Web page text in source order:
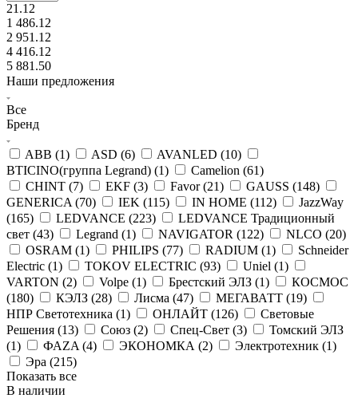
21.12
1 486.12
2 951.12
4 416.12
5 881.50
Наши предложения
Все
Бренд
ABB (1) ASD (6) AVANLED (10)
BTICINO(группа Legrand) (1) Camelion (61)
CHINT (7) EKF (3) Favor (21) GAUSS (148)
GENERICA (70) IEK (115) IN HOME (112)
JazzWay
(165) LEDVANCE (223)
LEDVANCE Традиционный
свет (43) Legrand (1) NAVIGATOR (122) NLCO (20)
OSRAM (1) PHILIPS (77) RADIUM (1)
Schneider
Electric (1) TOKOV ELECTRIC (93) Uniel (1)
VARTON (2) Volpe (1) Брестский ЭЛЗ (1)
КОСМОС
(180) КЭЛЗ (28) Лисма (47) МЕГАВАТТ (19)
НПР Светотехника (1) ОНЛАЙТ (126)
Световые
Решения (13) Союз (2) Спец-Свет (3)
Томский ЭЛЗ
(1) ФАZA (4) ЭКОНОМКА (2) Электротехник (1)
Эра (215)
Показать все
В наличии